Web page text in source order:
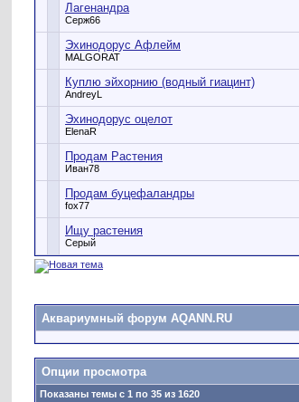
Лагенандра
Серж66
Эхинодорус Афлейм
MALGORAT
Куплю эйхорнию (водный гиацинт)
AndreyL
Эхинодорус оцелот
ElenaR
Продам Растения
Иван78
Продам буцефаландры
fox77
Ищу растения
Серый
Аквариумный форум AQANN.RU
Опции просмотра
Показаны темы с 1 по 35 из 1620